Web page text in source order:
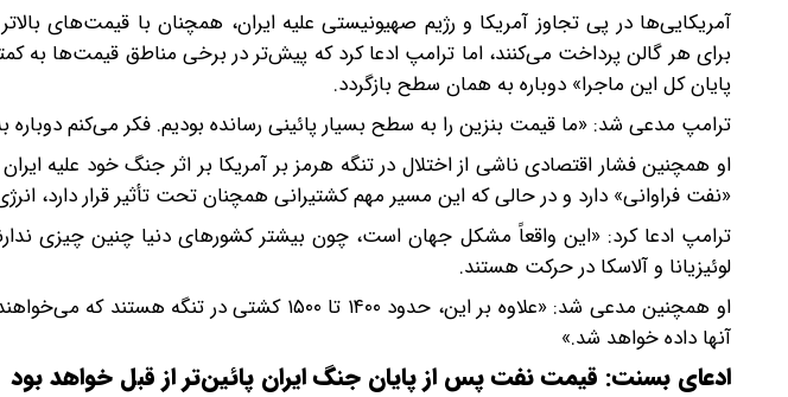
پایان کل این ماجرا» دوباره به همان سطح بازگردد.
ترامپ مدعی شد: «ما قیمت بنزین را به سطح بسیار پائینی رسانده بودیم. فکر می‌کنم دوباره
او همچنین فشار اقتصادی ناشی از اختلال در تنگه هرمز بر آمریکا بر اثر جنگ خود علیه
«نفت فراوانی» دارد و در حالی که این مسیر مهم کشتیرانی همچنان تحت تأثیر قرار دارد،
ترامپ ادعا کرد: «این واقعاً مشکل جهان است، چون بیشتر کشورهای دنیا چنین چیزی
لوئیزیانا و آلاسکا در حرکت هستند.
او همچنین مدعی شد: «علاوه بر این، حدود ۱۴۰۰ تا
آنها داده خواهد شد.»
ادعای بسنت: قیمت نفت پس از پایان جنگ ایران پائین‌تر از قبل خواهد بود